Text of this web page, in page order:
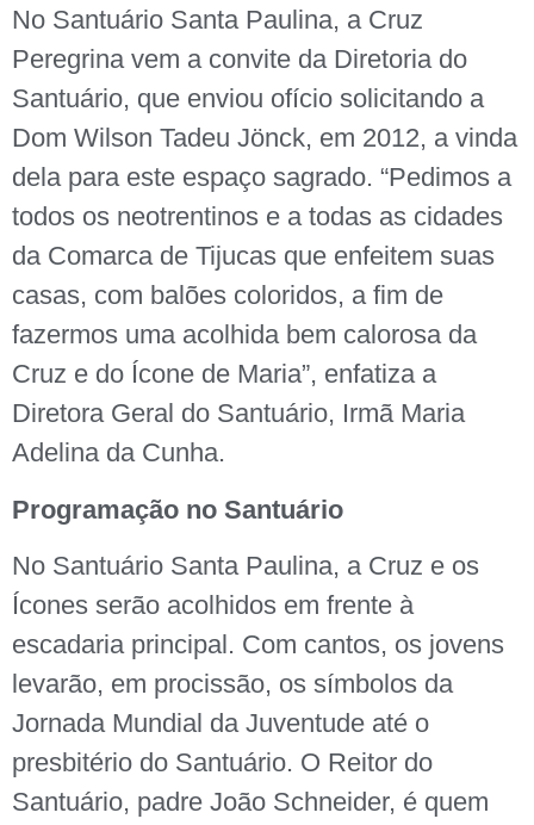
No Santuário Santa Paulina, a Cruz
Peregrina vem a convite da Diretoria do
Santuário, que enviou ofício solicitando a
Dom Wilson Tadeu Jönck, em 2012, a vinda
dela para este espaço sagrado. “Pedimos a
todos os neotrentinos e a todas as cidades
da Comarca de Tijucas que enfeitem suas
casas, com balões coloridos, a fim de
fazermos uma acolhida bem calorosa da
Cruz e do Ícone de Maria”, enfatiza a
Diretora Geral do Santuário, Irmã Maria
Adelina da Cunha.
Programação no Santuário
No Santuário Santa Paulina, a Cruz e os
Ícones serão acolhidos em frente à
escadaria principal. Com cantos, os jovens
levarão, em procissão, os símbolos da
Jornada Mundial da Juventude até o
presbitério do Santuário. O Reitor do
Santuário, padre João Schneider, é quem